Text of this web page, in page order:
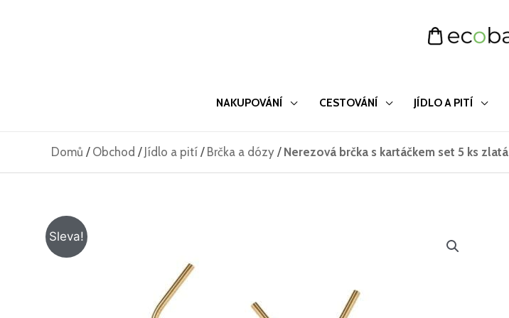
NAKUPOVÁNÍ CESTOVÁNÍ JÍDLO A PITÍ
Domů / Obchod / Jídlo a pití / Brčka a dózy / Nerezová brčka s kartáčkem set 5 ks zlatá
Sleva!